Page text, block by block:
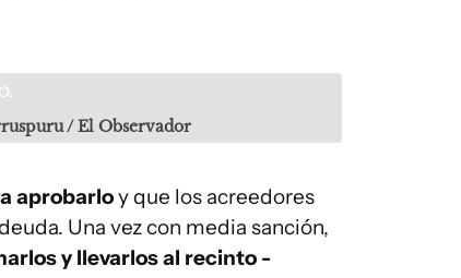
/ El Observador
aprobarloy que los acreedores
Una vez con media sanción,
y llevarlos al recinto -